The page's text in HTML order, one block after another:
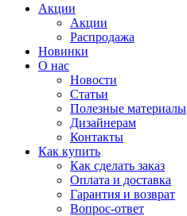
Акции
Акции
Распродажа
Новинки
О нас
Новости
Статьи
Полезные материалы
Дизайнерам
Контакты
Как купить
Как сделать заказ
Оплата и доставка
Гарантия и возврат
Вопрос-ответ